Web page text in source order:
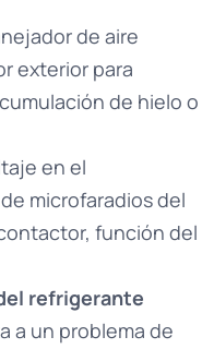
de aire
exterior para
de hielo o
en el
microfaradios del
función del
refrigerante
a un problema de